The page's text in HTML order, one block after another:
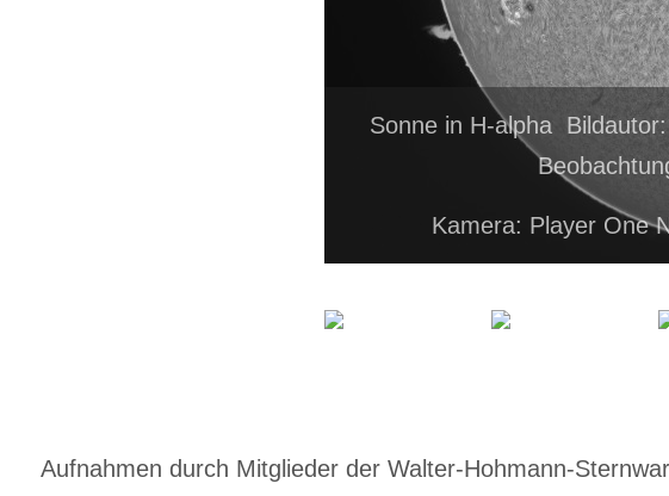
Sonne in H-alpha
Kamera: Player One
Aufnahmen durch Mitglieder der Walter-Hohmann-